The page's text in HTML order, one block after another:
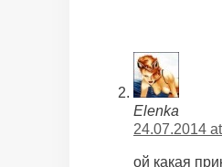
Elenka
24.07.2014
ой какая